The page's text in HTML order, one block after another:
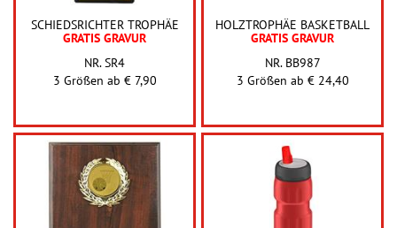
SCHIEDSRICHTER TROPHÄE
GRATIS GRAVUR
NR. SR4
3 Größen ab € 7,90
HOLZTROPHÄE BASKETBALL
GRATIS GRAVUR
NR. BB987
3 Größen ab € 24,40